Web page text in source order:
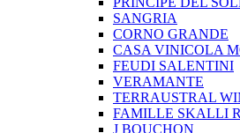
SANGRIA
CORNO GRANDE
CASA VINICOLA
FEUDI SALENTINI
VERAMANTE
TERRAUSTRAL
FAMILLE SKALLI
J BOUCHON